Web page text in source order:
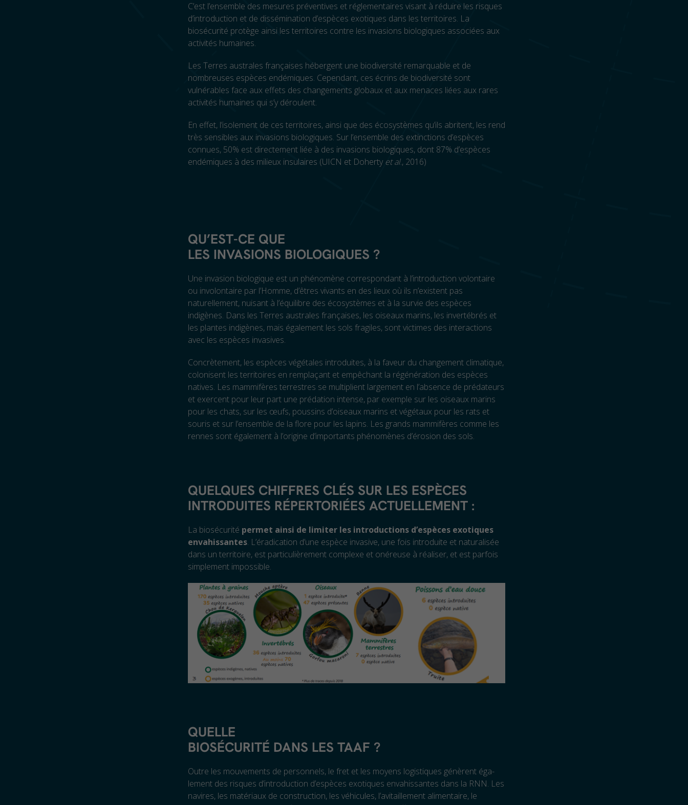
C’est l’ensemble des mesures préventives et réglementaires visant à réduire les risques
d’introduction et de dissémination d’espèces exotiques dans les territoires. La
biosécurité protège ainsi les territoires contre les invasions biologiques associées aux
activités humaines.
Les Terres australes françaises hébergent une biodiversité remarquable et de
nombreuses espèces endémiques. Cependant, ces écrins de biodiversité sont
vulnérables face aux effets des changements globaux et aux menaces liées aux rares
activités humaines qui s’y déroulent.
En effet, l’isolement de ces territoires, ainsi que des écosystèmes qu’ils abritent, les rend
très sensibles aux invasions biologiques. Sur l’ensemble des extinctions d’espèces
connues, 50% est directement liée à des invasions biologiques, dont 87% d’espèces
endémiques à des milieux insulaires (UICN et Doherty et al., 2016)
QU’EST-CE QUE
LES INVASIONS BIOLOGIQUES ?
Une invasion biologique est un phénomène correspondant à l’introduction volontaire
ou involontaire par l’Homme, d’êtres vivants en des lieux où ils n’existent pas
naturellement, nuisant à l’équilibre des écosystèmes et à la survie des espèces
indigènes. Dans les Terres australes françaises, les oiseaux marins, les invertébrés et
les plantes indigènes, mais également les sols fragiles, sont victimes des interactions
avec les espèces invasives.
Concrètement, les espèces végétales introduites, à la faveur du changement climatique,
colonisent les territoires en remplaçant et empêchant la régénération des espèces
natives. Les mammifères terrestres se multiplient largement en l’absence de prédateurs
et exercent pour leur part une prédation intense, par exemple sur les oiseaux marins
pour les chats, sur les œufs, poussins d’oiseaux marins et végétaux pour les rats et
souris et sur l’ensemble de la flore pour les lapins. Les grands mammifères comme les
rennes sont également à l’origine d’importants phénomènes d’érosion des sols.
QUELQUES CHIFFRES CLÉS SUR LES ESPÈCES
INTRODUITES RÉPERTORIÉES ACTUELLEMENT :
La biosécurité permet ainsi de limiter les introductions d’espèces exotiques
envahissantes. L’éradication d’une espèce invasive, une fois introduite et naturalisée
dans un territoire, est particulièrement complexe et onéreuse à réaliser, et est parfois
simplement impossible.
QUELLE
BIOSÉCURITÉ DANS LES TAAF ?
Outre les mouvements de personnels, le fret et les moyens logistiques génèrent éga­
lement des risques d’introduction d’espèces exotiques envahissantes dans la RNN. Les
navires, les matériaux de construction, les véhicules, l’avitaillement alimentaire, le